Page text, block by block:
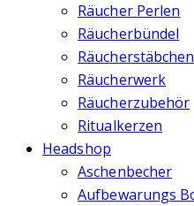
Räucher Perlen
Räucherbündel
Räucherstäbchen
Räucherwerk
Räucherzubehör
Ritualkerzen
Headshop
Aschenbecher
Aufbewarungs